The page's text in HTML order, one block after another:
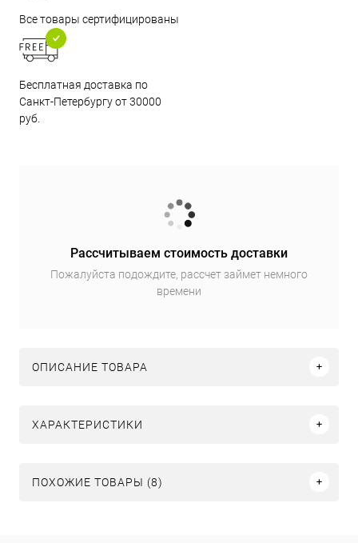
Все товары сертифицированы
Бесплатная доставка по
Санкт-Петербургу от 30000
руб.
Рассчитываем стоимость доставки
Пожалуйста подождите, рассчет займет немного
времени
ОПИСАНИЕ ТОВАРА
ХАРАКТЕРИСТИКИ
ПОХОЖИЕ ТОВАРЫ (8)